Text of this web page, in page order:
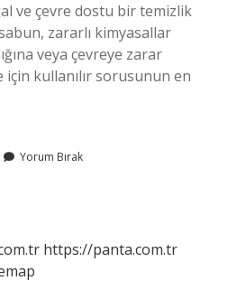
ve çevre dostu bir temizlik
zararlı kimyasallar
veya çevreye zarar
için kullanılır sorusunun en
Yorum Bırak
https://panta.com.tr